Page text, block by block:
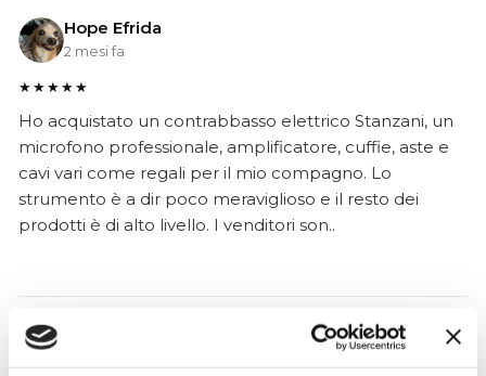
Hope Efrida
2 mesi fa
★★★★★
Ho acquistato un contrabbasso elettrico Stanzani, un
microfono professionale, amplificatore, cuffie, aste e
cavi vari come regali per il mio compagno. Lo
strumento è a dir poco meraviglioso e il resto dei
prodotti è di alto livello. I venditori son..